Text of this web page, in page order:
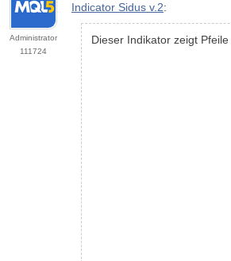
Administrator
111724
Indicator Sidus v.2:
Dieser Indikator zeigt